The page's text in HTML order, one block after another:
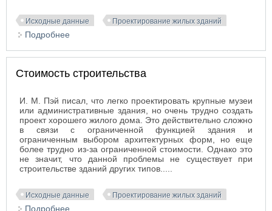
Исходные данные Проектирование жилых зданий
Подробнее
Стоимость строительства
И. М. Пэй писал, что легко проектировать крупные музеи
или административные здания, но очень трудно создать
проект хорошего жилого дома. Это действительно сложно
в связи с ограниченной функцией здания и
ограниченным выбором архитектурных форм, но еще
более трудно из-за ограниченной стоимости. Однако это
не значит, что данной проблемы не существует при
строительстве зданий других типов.....
Исходные данные Проектирование жилых зданий
Подробнее